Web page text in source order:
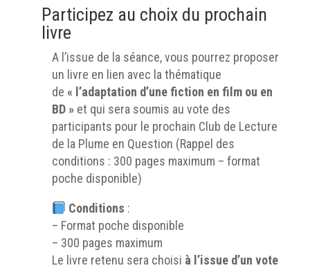
Participez au choix du prochain
livre
A l’issue de la séance, vous pourrez proposer
un livre en lien avec la thématique
de « l’adaptation d’une fiction en film ou en
BD »et qui sera soumis au vote des
participants pour le prochain Club de Lecture
de la Plume en Question (Rappel des
conditions : 300 pages maximum – format
poche disponible)
Conditions :
– Format poche disponible
– 300 pages maximum
Le livre retenu sera choisi à l’issue d’un vote